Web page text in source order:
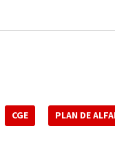
CGE PLAN DE